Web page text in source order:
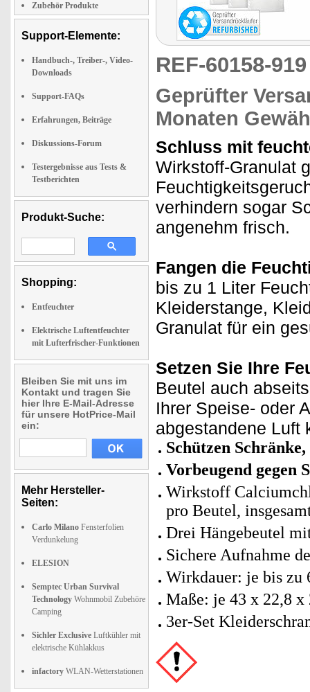
Zubehör Produkte
Support-Elemente:
Handbuch-, Treiber-, Video-
Downloads
Support-FAQs
Erfahrungen, Beiträge
Diskussions-Forum
Testergebnisse aus Tests &
Testberichten
Produkt-Suche:
Shopping:
Entfeuchter
Elektrische Luftentfeuchter
mit Lufterfrischer-Funktionen
Bleiben Sie mit uns im
Kontakt und tragen Sie
hier Ihre E-Mail-Adresse
für unsere HotPrice-Mail
ein:
Mehr Hersteller-
Seiten:
Carlo Milano Fensterfolien
Verdunkelung
ELESION
Semptec Urban Survival
Technology Wohnmobil Zubehöre
Camping
Sichler Exclusive Luftkühler mit
elektrische Kühlakkus
infactory WLAN-Wetterstationen
REF-60158-
Geprüfter
Monaten
Schluss mit
Wirkstoff-Granulat
verhindern sogar
angenehm frisch.
Fangen die
bis zu 1 Liter
Kleiderstange,
Granulat für ein
Setzen Sie Ihre
Beutel auch
Ihrer Speise- oder
abgestandene Luft
Schützen
Vorbeugend gegen
Wirkstoff
pro Beutel,
Drei Hängebeutel
Sichere Aufnahme
Wirkdauer: je bis zu
Maße: je 43 x 22,8
3er-Set